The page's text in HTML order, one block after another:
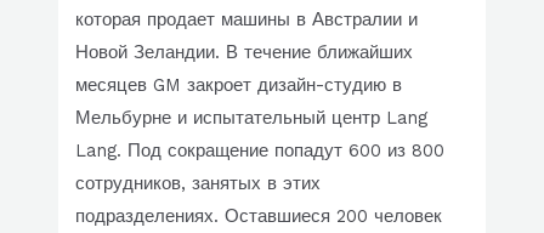
которая продает машины в Австралии и
Новой Зеландии. В течение ближайших
месяцев GM закроет дизайн-студию в
Мельбурне и испытательный центр Lang
Lang. Под сокращение попадут 600 из 800
сотрудников, занятых в этих
подразделениях. Оставшиеся 200 человек